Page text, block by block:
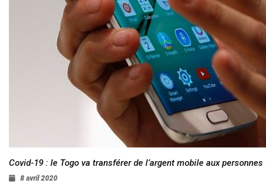
Covid-19 : le Togo va transférer de l’argent mobile aux
8 avril 2020